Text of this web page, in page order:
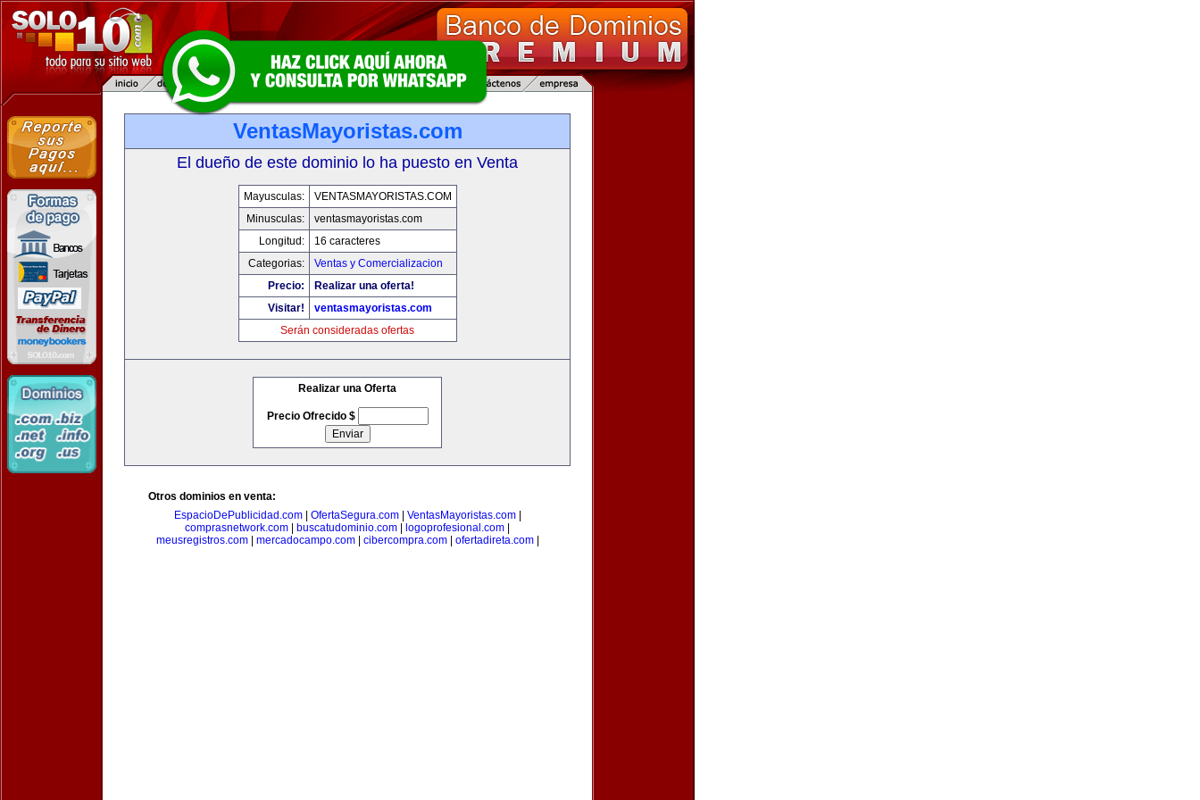
VentasMayoristas.com
El dueño de este dominio lo ha puesto en Venta
Mayusculas:
VENTASMAYORISTAS.COM
Minusculas:
ventasmayoristas.com
Longitud:
16 caracteres
Categorias:
Ventas y Comercializacion
Precio:
Realizar una oferta!
Visitar!
ventasmayoristas.com
Serán consideradas ofertas
Realizar una Oferta
Precio Ofrecido $
Otros dominios en venta:
EspacioDePublicidad.com| OfertaSegura.com| VentasMayoristas.com|
comprasnetwork.com
buscatudominio.com logoprofesional.com
meusregistros.com| mercadocampo.com| cibercompra.com| ofertadireta.com|